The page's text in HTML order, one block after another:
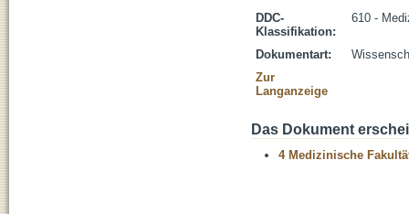
DDC-
Klassifikation:
610 -
Dokumentart:
Zur
Langanzeige
Das Dokument
4 Medizinische